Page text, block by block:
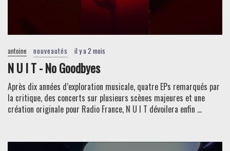
antoine nouveautés il y a 2 mois
N U I T - No Goodbyes
Après dix années d’exploration musicale, quatre EPs remarqués par
la critique, des concerts sur plusieurs scènes majeures et une
création originale pour Radio France, N U I T dévoilera enfin ...